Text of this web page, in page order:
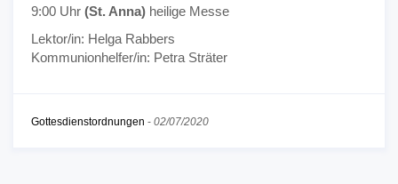
9:00 Uhr (St. Anna) heilige Messe
Lektor/in: Helga Rabbers
Kommunionhelfer/in: Petra Sträter
Gottesdienstordnungen - 02/07/2020